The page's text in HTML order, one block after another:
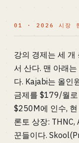
01 · 2026 시장
강의 경제는 세 개
서 산다. 맨 아래
다. Kajabi는 올인
금제를 $179/월
$250M에 인수,
론토 상장: THNC,
꾼들이다.